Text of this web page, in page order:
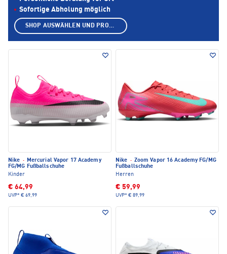
Nike · Mercurial Vapor 17 Academy
FG/MG Fußballschuhe
Kinder
€ 64,99
UVP* € 69,99
Nike · Zoom Vapor 16 Academy FG/MG
Fußballschuhe
Herren
€ 59,99
UVP* € 89,99
Sofortige Abholung möglich
SHOP AUSWÄHLEN UND PRODUKTE ANZEIGEN